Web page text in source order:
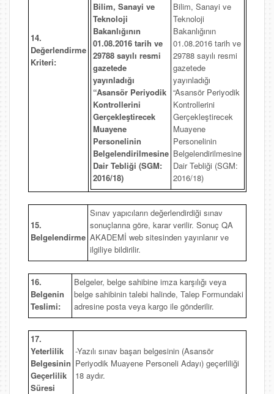
14.
Değerlendirme
Kriteri:
Bilim, Sanayi ve
Teknoloji
Bakanlığının
01.08.2016 tarih ve
29788 sayılı resmi
gazetede
yayınladığı
“Asansör Periyodik
Kontrollerini
Gerçekleştirecek
Muayene
Personelinin
Belgelendirilmesine
Dair Tebliği (SGM:
2016/18)
Bilim, Sanayi ve
Teknoloji
Bakanlığının
01.08.2016 tarih ve
29788 sayılı resmi
gazetede
yayınladığı
“Asansör Periyodik
Kontrollerini
Gerçekleştirecek
Muayene
Personelinin
Belgelendirilmesine
Dair Tebliği (SGM:
2016/18)
15.
Belgelendirme
Sınav yapıcıların değerlendirdiği sınav
sonuçlarına göre, karar verilir. Sonuç QA
AKADEMİ web sitesinden yayınlanır ve
ilgiliye bildirilir.
16.
Belgenin
Teslimi:
Belgeler, belge sahibine imza karşılığı veya
belge sahibinin talebi halinde, Talep Formundaki
adresine posta veya kargo ile gönderilir.
17.
Yeterlilik
Belgesinin
Geçerlilik
Süresi
-Yazılı sınav başarı belgesinin (Asansör
Periyodik Muayene Personeli Adayı) geçerliliği
18 aydır.